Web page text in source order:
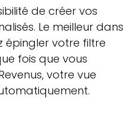
de créer vos
Le meilleur dans
épingler votre filtre
fois que vous
votre vue